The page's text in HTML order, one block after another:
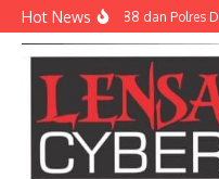
Lewati ke konten
Hot NewsDensus 88 dan Polres